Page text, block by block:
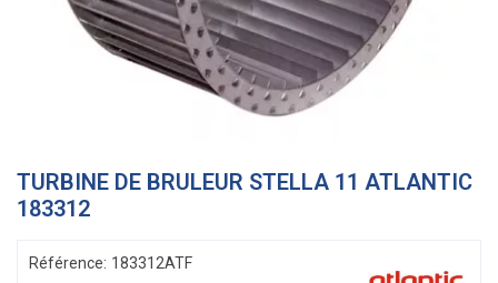
TURBINE DE BRULEUR STELLA 11 ATLANTIC
183312
Référence: 183312ATF